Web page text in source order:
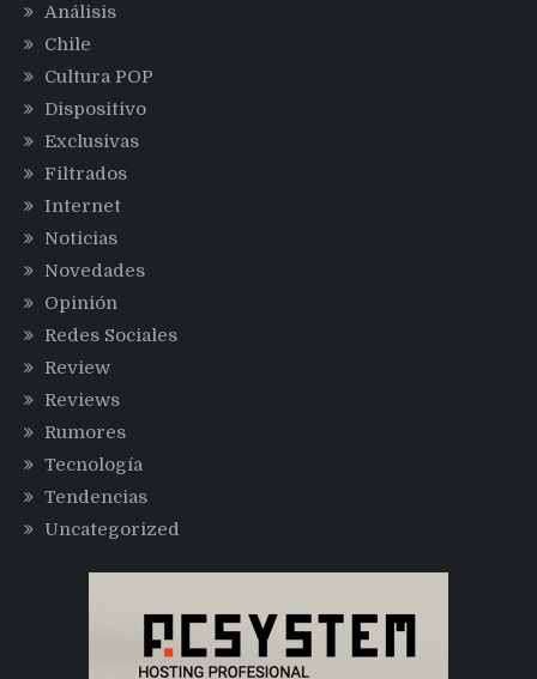
Análisis
Chile
Cultura POP
Dispositivo
Exclusivas
Filtrados
Internet
Noticias
Novedades
Opinión
Redes Sociales
Review
Reviews
Rumores
Tecnología
Tendencias
Uncategorized